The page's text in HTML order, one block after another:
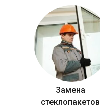
Замена
стеклопакетов